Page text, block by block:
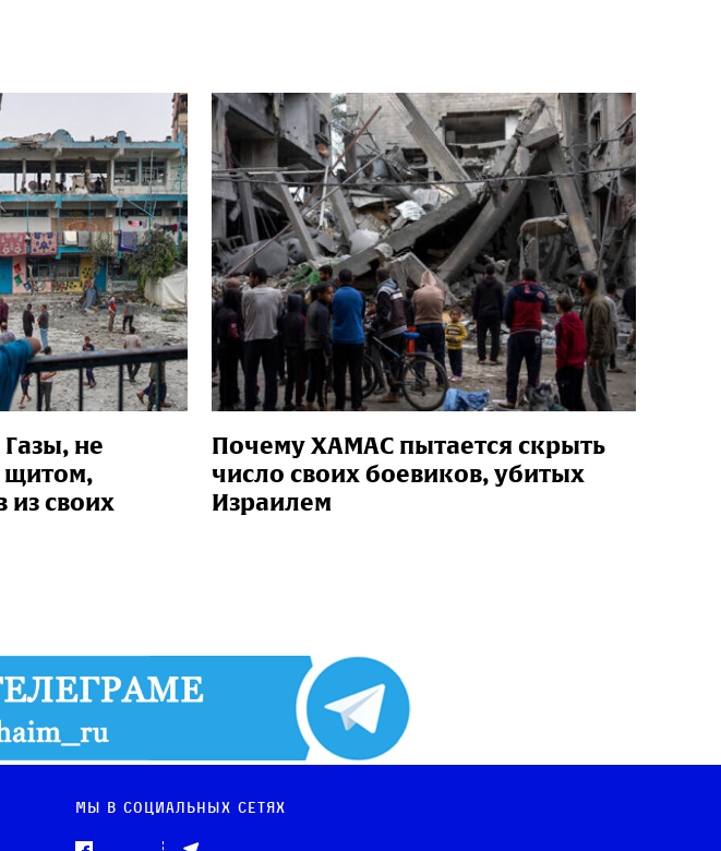
не
своих
Почему ХАМАС пытается скрыть
число своих боевиков, убитых
Израилем
Мы в социальных сетях